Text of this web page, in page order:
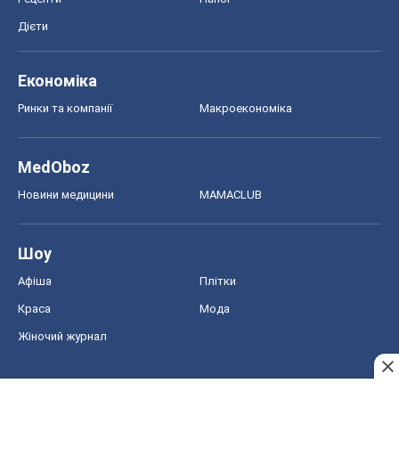
Дієти
Економіка
Ринки та компанії Макроекономіка
MedOboz
Новини медицини MAMACLUB
Шоу
Афіша Плітки
Краса Мода
Жіночий журнал